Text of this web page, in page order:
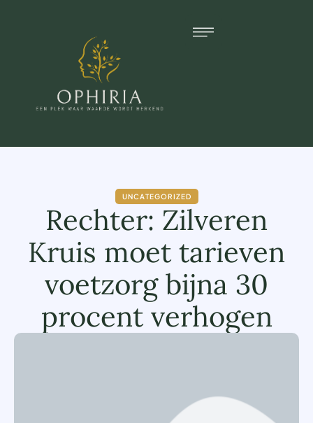
UNCATEGORIZED
Rechter: Zilveren
Kruis moet tarieven
voetzorg bijna 30
procent verhogen